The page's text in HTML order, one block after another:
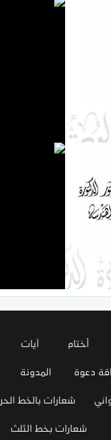
آيات أختام
المدونة دعوة
شعارات بالخط الحر
شعارات بخط الثلث